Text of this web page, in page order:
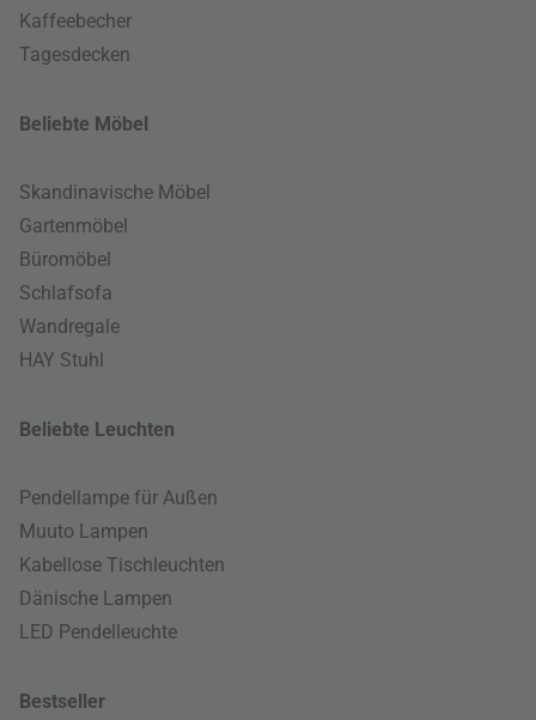
Kaffeebecher
Tagesdecken
Beliebte Möbel
Skandinavische Möbel
Gartenmöbel
Büromöbel
Schlafsofa
Wandregale
HAY Stuhl
Beliebte Leuchten
Pendellampe für Außen
Muuto Lampen
Kabellose Tischleuchten
Dänische Lampen
LED Pendelleuchte
Bestseller